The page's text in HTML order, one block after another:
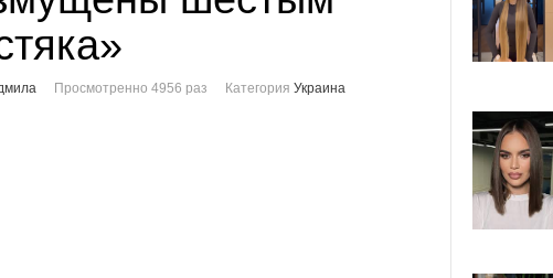
Просмотренно 4956 раз Категория Украина